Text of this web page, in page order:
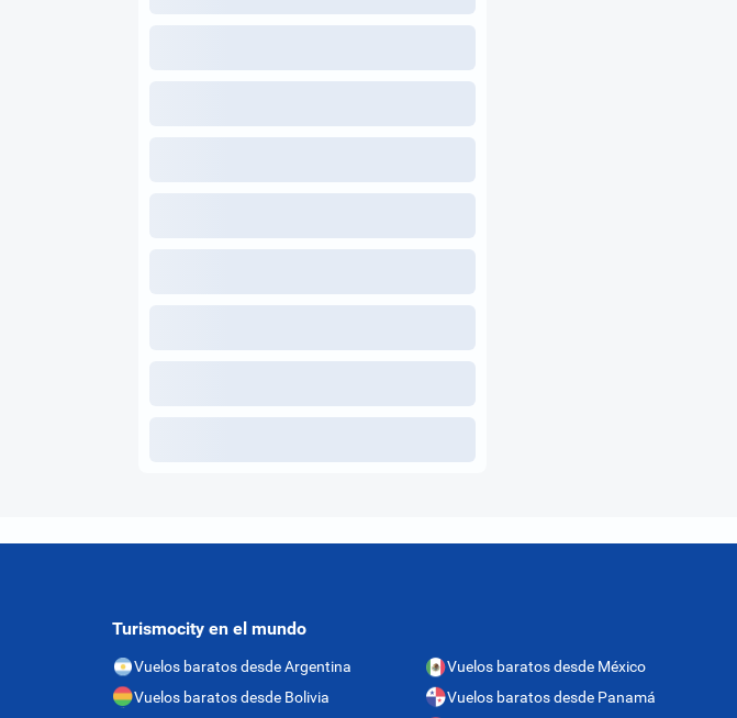
Turismocity en el mundo
Vuelos baratos desde Argentina
Vuelos baratos desde Bolivia
Vuelos baratos desde México
Vuelos baratos desde Panamá